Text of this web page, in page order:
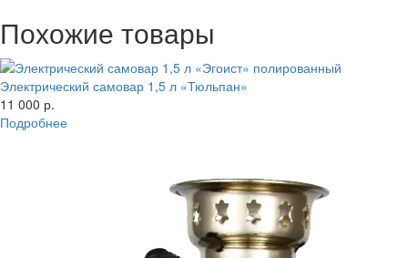
Похожие товары
Электрический самовар 1,5 л «Тюльпан»
11 000 р.
Подробнее